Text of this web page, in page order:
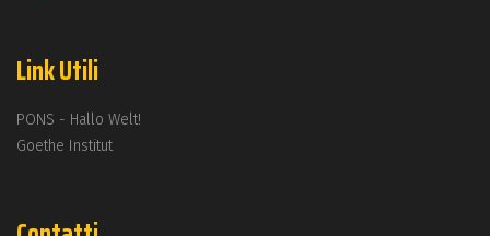
Link Utili
PONS - Hallo Welt!
Goethe Institut